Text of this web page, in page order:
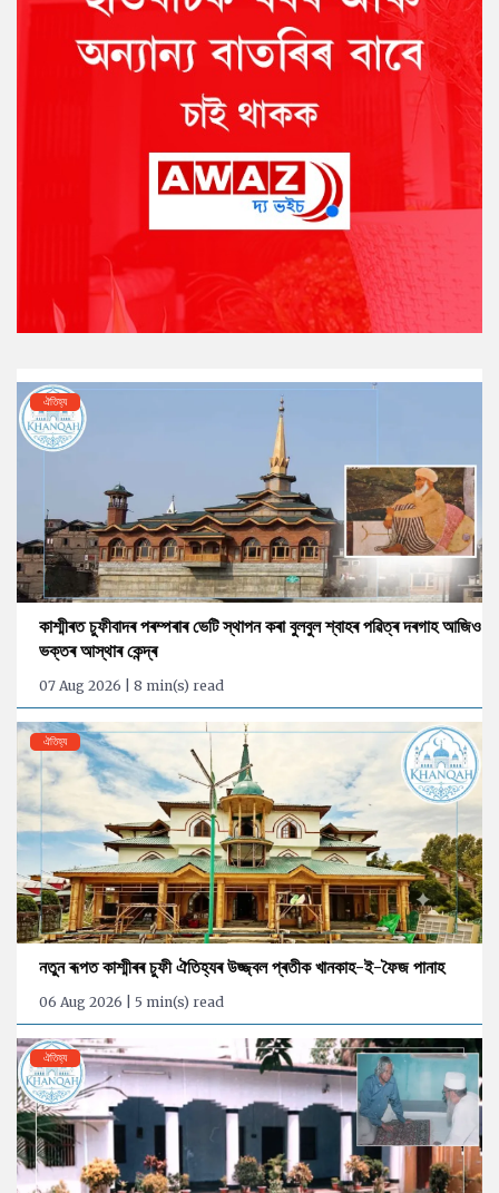
ঐতিহ্য
কাশ্মীৰত চুফীবাদৰ পৰম্পৰাৰ ভেটি স্থাপন কৰা বুলবুল শ্বাহৰ পৱিত্ৰ দৰগাহ আজিও
ভক্তৰ আস্থাৰ কেন্দ্ৰ
07 Aug 2026 | 8 min(s) read
ঐতিহ্য
নতুন ৰূপত কাশ্মীৰৰ চুফী ঐতিহ্যৰ উজ্জ্বল প্ৰতীক খানকাহ-ই-ফৈজ পানাহ
06 Aug 2026 | 5 min(s) read
ঐতিহ্য